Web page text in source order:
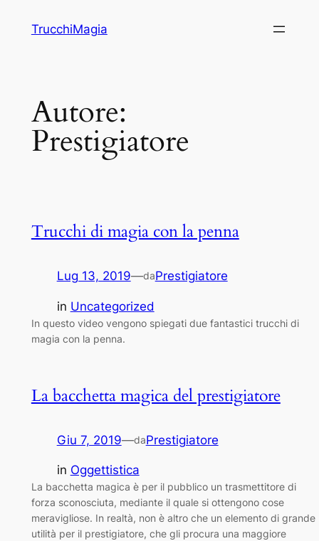
TrucchiMagia
Autore:
Prestigiatore
Trucchi di magia con la penna
Lug 13, 2019—daPrestigiatore
in Uncategorized
In questo video vengono spiegati due fantastici trucchi di
magia con la penna.
La bacchetta magica del prestigiatore
Giu 7, 2019—daPrestigiatore
in Oggettistica
La bacchetta magica è per il pubblico un trasmettitore di
forza sconosciuta, mediante il quale si ottengono cose
meravigliose. In realtà, non è altro che un elemento di grande
utilità per il prestigiatore, che gli procura una maggiore